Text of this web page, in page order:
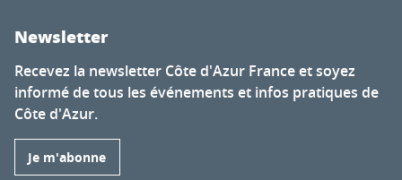
Newsletter
Recevez la newsletter Côte d'Azur France et soyez
informé de tous les événements et infos pratiques de
Côte d'Azur.
Je m'abonne